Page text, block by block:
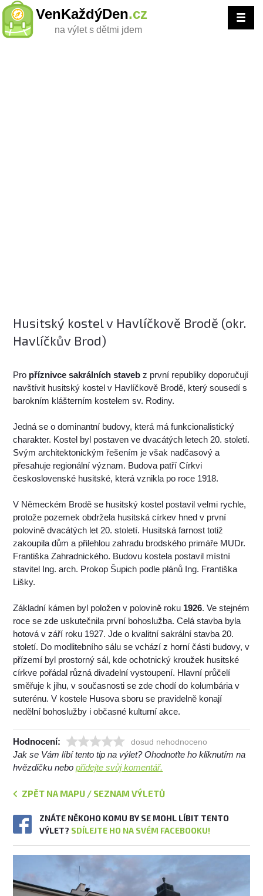
VenKaždýDen.cz
na výlet s dětmi jdem
Husitský kostel v Havlíčkově Brodě (okr.
Havlíčkův Brod)
Pro příznivce sakrálních staveb z první republiky doporučují
navštívit husitský kostel v Havlíčkově Brodě, který sousedí s
barokním klášterním kostelem sv. Rodiny.
Jedná se o dominantní budovy, která má funkcionalistický
charakter. Kostel byl postaven ve dvacátých letech 20. století.
Svým architektonickým řešením je však nadčasový a
přesahuje regionální význam. Budova patří Církvi
československé husitské, která vznikla po roce 1918.
V Německém Brodě se husitský kostel postavil velmi rychle,
protože pozemek obdržela husitská církev hned v první
polovině dvacátých let 20. století. Husitská farnost totiž
zakoupila dům a přilehlou zahradu brodského primáře MUDr.
Františka Zahradnického. Budovu kostela postavil místní
stavitel Ing. arch. Prokop Šupich podle plánů Ing. Františka
Lišky.
Základní kámen byl položen v polovině roku 1926. Ve stejném
roce se zde uskutečnila první bohoslužba. Celá stavba byla
hotová v září roku 1927. Jde o kvalitní sakrální stavba 20.
století. Do modlitebního sálu se vchází z horní části budovy, v
přízemí byl prostorný sál, kde ochotnický kroužek husitské
církve pořádal různá divadelní vystoupení. Hlavní průčelí
směřuje k jihu, v současnosti se zde chodí do kolumbária v
suterénu. V kostele Husova sboru se pravidelně konají
nedělní bohoslužby i občasné kulturní akce.
Hodnocení: dosud nehodnoceno
Jak se Vám líbí tento tip na výlet? Ohodnoťte ho kliknutím na
hvězdičku nebopřidejte svůj komentář.
ZPĚT NA MAPU / SEZNAM VÝLETŮ
ZNÁTE NĚKOHO KOMU BY SE MOHL LÍBIT TENTO
VÝLET? SDÍLEJTE HO NA SVÉM FACEBOOKU!